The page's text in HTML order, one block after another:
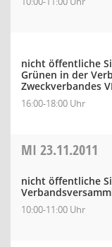
nicht öffentliche
Grünen in der
Zweckverbandes
16:00-18:00 Uhr
MI 23.11.2011
nicht öffentliche
10:00-11:00 Uhr